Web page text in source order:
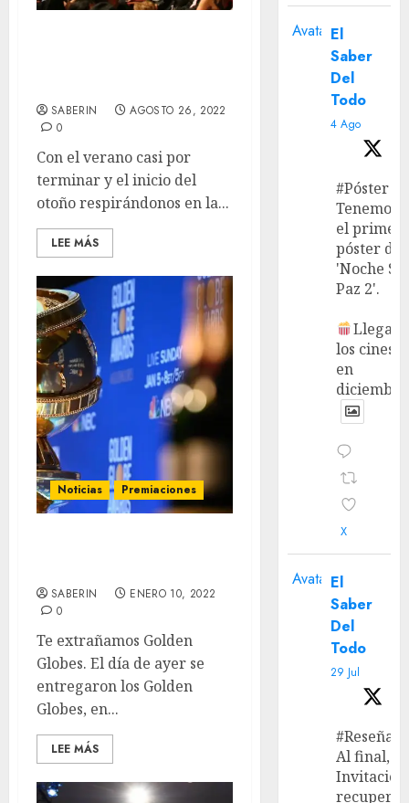
SABERIN
AGOSTO 26, 2022
0
Con el verano casi por
terminar y el inicio del
otoño respirándonos en la...
LEE MÁS
Noticias Premiaciones
SABERIN
ENERO 10, 2022
0
Te extrañamos Golden
Globes. El día de ayer se
entregaron los Golden
Globes, en...
LEE MÁS
Avatar El
Saber
Del
Todo
4 Ago
#Póster
Tenemos
el primer
póster de
'Noche
Paz 2'.
Llega a
los cines
en
X
Avatar El
Saber
Del
Todo
29 Jul
#Reseña
Al final,
recupera